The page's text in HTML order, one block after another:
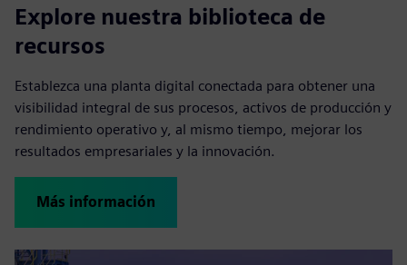
Explore nuestra biblioteca de
recursos
Establezca una planta digital conectada para obtener una
visibilidad integral de sus procesos, activos de producción y
rendimiento operativo y, al mismo tiempo, mejorar los
resultados empresariales y la innovación.
Más información